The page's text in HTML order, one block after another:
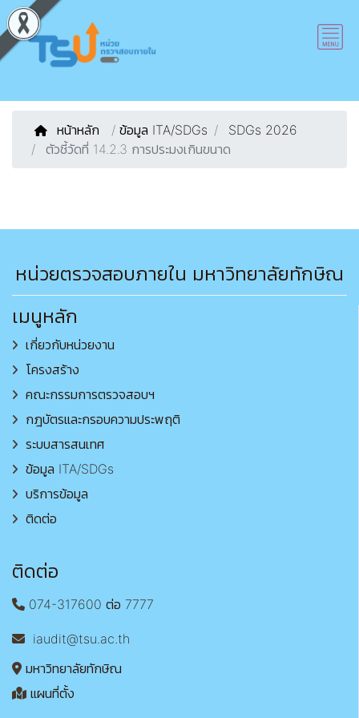
หน้าหลัก / ข้อมูล ITA/SDGs
SDGs 2026
ตัวชี้วัดที่ 14.2.3 การประมงเกินขนาด
หน่วยตรวจสอบภายใน มหาวิทยาลัยทักษิณ
เมนูหลัก
เกี่ยวกับหน่วยงาน
โครงสร้าง
คณะกรรมการตรวจสอบฯ
กฎบัตรและกรอบความประพฤติ
ระบบสารสนเทศ
ข้อมูล ITA/SDGs
บริการข้อมูล
ติดต่อ
ติดต่อ
074-317600 ต่อ 7777
iaudit@tsu.ac.th
มหาวิทยาลัยทักษิณ
แผนที่ตั้ง